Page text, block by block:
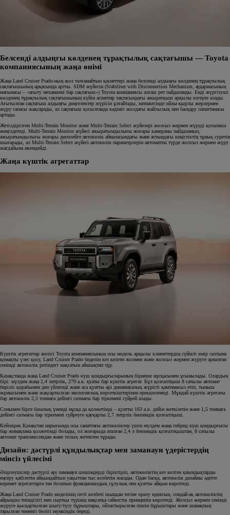
Белсенді алдыңғы көлденең тұрақтылық сақтағышы — Toyota
компаниясының жаңа өнімі
Жаңа Land Cruiser Prado-ның жол талғамайтын қасиеттері жаңа белсенді алдыңғы көлденең тұрақтылық
сақтағышының арқасында артты. SDM жүйесін (Stabiliser with Disconnection Mechanism, аудармасының
мағынасы – «ағыту механизмі бар сақтағыш») Toyota компаниясы алғаш рет пайдаланды. Енді жүргізуші
көлденең тұрақтылық сақтағышының күйін аспаптар тақтасындағы ажыратқыш арқылы өзгерте алады.
Ағытылған сақтағыш алдыңғы дөңгелектер жүрісін ұлғайтады, нәтижесінде ойлы-қырлы жерлермен
жүру сапасы жақсарады, ал сақтағыш қосылғанда кәдімгі жолдағы жайлылық пен басқару сипаттамасы
артады.
Жетілдірілген Multi-Terrain Monitor және Multi-Terrain Select жүйелері жолсыз жермен жүруді қосымша
жеңілдетеді. Multi-Terrain Monitor жүйесі ажыратымдылығы жоғары камераны пайдаланып,
ажыратымдылығы жоғары дисплейге автокөлік айналасындағы және астындағы кеңістіктің тұнық суретін
шығарады, ал Multi-Terrain Select жүйесі автокөлік параметрлерін автоматты түрде жолсыз жермен жүру
жағдайына икемдейді.
Жаңа күштік агрегаттар
Күштік агрегаттар желісі Toyota компаниясының осы модель арқылы клиенттердің сүйікті өмір салтына
қомақты үлес қосу, Land Cruiser Prado беделін кез келген жолмен және жолсыз жермен жүруге арналған
сенімді автокөлік ретіндегі мақсатын айшықтап тұр.
Қазақстанда жаңа Land Cruiser Prado күш қондырғыларының бірнеше нұсқасымен ұсынылады. Олардың
бірі: мүлдем жаңа 2,4 литрлік, 279 а.к. қуаты бар күштік агрегат. Бұл қозғалтқыш 8 сатылы автомат
беріліс қорабымен ден үйлеседі және аса қуатты әрі динамикалық жүрісті қамтамасыз етіп, тыныш
жұмысымен және жақсартылған экологиялық көрсеткіштерімен ерекшеленеді. Мұндай күштік агрегаты
бар автокөлік 2,5 тоннаға дейінгі салмағы бар тіркемені сүйрей алады.
Сонымен бірге базалық үнемді нұсқа да қолжетімді – қуатты 163 а.к. дейін жеткізетін және 1,5 тоннаға
дейінгі салмағы бар тіркемені сүйреуге қауқарлы 2,7 литрлік бензиндік қозғалтқыш.
Кейінірек Қазақстан нарығында осы санаттағы автокөліктер үшін мүлдем жаңа гибрид күш қондырғысы
бар жинақтама қолжетімді болады, ол жоғарыда аталған 2,4 л бензиндік қозғалтқыштан, 8 сатылы
автомат трансмиссиядан және толық жетектен тұрады.
Дизайн: дәстүрлі құндылықтар мен заманауи үдерістердің
мінсіз үйлесімі
Әзірлеушілер дәстүрлі әрі заманауи шешімдерді біріктіріп, автокөліктің кез келген қиындықтарды
еңсеру қабілетін айқындайтын уақыттан тыс келбетін жасады. Одан басқа, автокөлік дизайны әдетте
керемет агрегаттарға тән болатын функционалдық сұлулық пен қуатты айқын көрсетеді.
Жаңа Land Cruiser Prado моделінің сесті келбеті шыққан тегіне оралу идеясын, сондай-ақ автокөліктің
айрықша тиімділігі мен сыртқы түрінің мақсатқа сәйкестік принципін көрсетеді. Жолсыз жермен сенімді
жүруге қысқартылған шығу/түсу бұрыштары, ойластырылған пішін бұрыштары және шанақтың
тарылған төменгі бөлігі мүмкіндік береді.